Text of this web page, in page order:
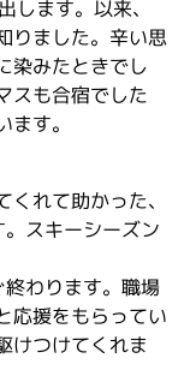
ます。以来、
りました。辛い思
染みたときでし
スも合宿でした
す。
れて助かった、
スキーシーズン
わります。職場
応援をもらってい
けつけてくれま